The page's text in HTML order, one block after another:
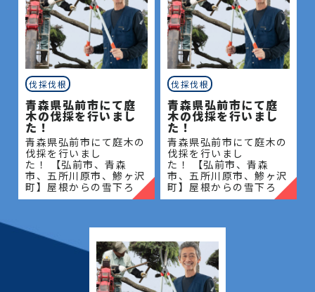
伐採伐根
青森県弘前市にて庭
木の伐採を行いまし
た！
青森県弘前市にて庭木の
伐採を行いまし
た！ 【弘前市、青森
市、五所川原市、鯵ヶ沢
町】屋根からの雪下ろ
し・除雪・排雪などの作
定・草刈りなどのお庭の
こと、造園・
伐採伐根
青森県弘前市にて庭
木の伐採を行いまし
た！
青森県弘前市にて庭木の
伐採を行いまし
た！ 【弘前市、青森
市、五所川原市、鯵ヶ沢
町】屋根からの雪下ろ
し・除雪・排雪などの作
定・草刈りなどのお庭の
こと、造園・